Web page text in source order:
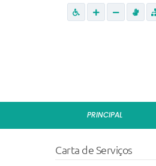
PRINCIPAL
Carta de Serviços